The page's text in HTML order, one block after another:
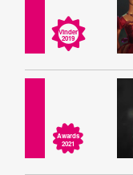
Vinder
2019
Awards
2021